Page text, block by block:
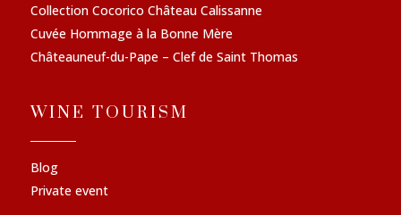
Collection Cocorico Château Calissanne
Cuvée Hommage à la Bonne Mère
Châteauneuf-du-Pape – Clef de Saint Thomas
WINE TOURISM
Blog
Private event